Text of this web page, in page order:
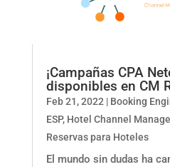
¡Campañas CPA
disponibles en CM
Feb 21, 2022| Booking
ESP, Hotel Channel
Reservas para Hoteles
El mundo sin dudas ha